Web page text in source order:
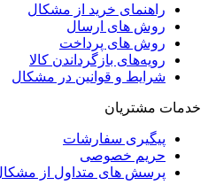
راهنمای خرید از مشکال
روش های ارسال
روش های پرداخت
رویه‌های بازگرداندن کالا
شرایط و قوانین در مشکال
خدمات مشتریان
پیگیری سفارشات
حریم خصوصی
پرسش های متداول از